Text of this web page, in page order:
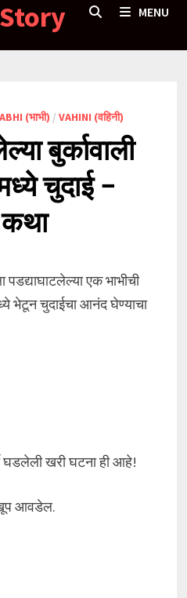
MENU
(भाभी) / VAHINI (वहिनी)
बुर्कावाली
चुदाई –
कथा
एक भाभीची
भेटून चुदाईचा आनंद घेण्याचा
घडलेली खरी घटना ही आहे!
आवडेल.